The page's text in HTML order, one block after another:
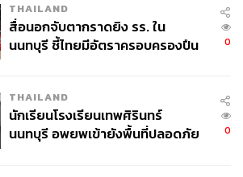
THAILAND
สื่อนอกจับตากราดยิง รร. ใน
นนทบุรี ชี้ไทยมีอัตราครอบครองปืน
0
THAILAND
นักเรียนโรงเรียนเทพศิรินทร์
นนทบุรี อพยพเข้ายังพื้นที่ปลอดภัย
0